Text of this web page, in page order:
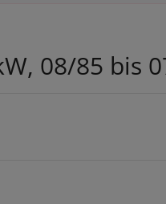
08/85 bis